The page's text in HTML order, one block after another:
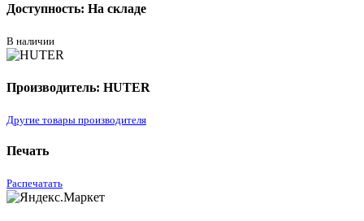
Доступность: На складе
В наличии
Производитель: HUTER
Другие товары производителя
Печать
Распечатать